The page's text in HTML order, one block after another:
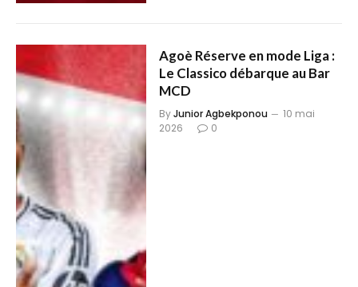
Agoè Réserve en mode Liga :
Le Classico débarque au Bar
MCD
ByJunior Agbekponou
10 mai
2026
0